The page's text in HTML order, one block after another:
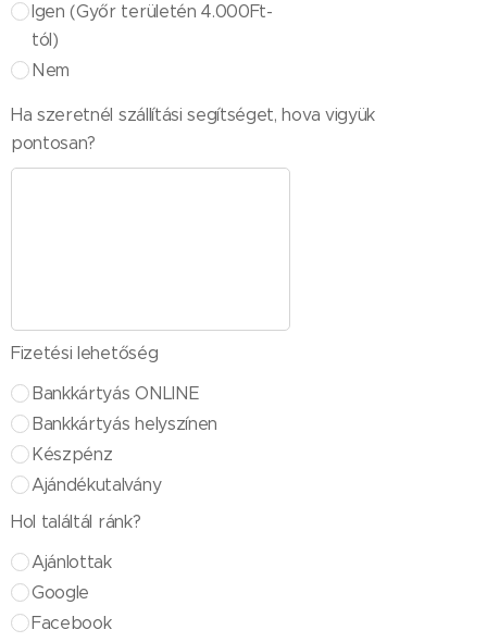
Igen (Győr területén 4.000Ft-
tól)
Nem
Ha szeretnél szállítási segítséget, hova vigyük
pontosan?
Fizetési lehetőség
Bankkártyás ONLINE
Bankkártyás helyszínen
Készpénz
Ajándékutalvány
Hol találtál ránk?
Ajánlottak
Google
Facebook